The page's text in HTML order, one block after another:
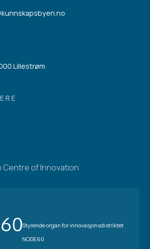
Lillestrøm
Centre of Innovation
Styrende organ for innovasjonsdistriktet
NODE60